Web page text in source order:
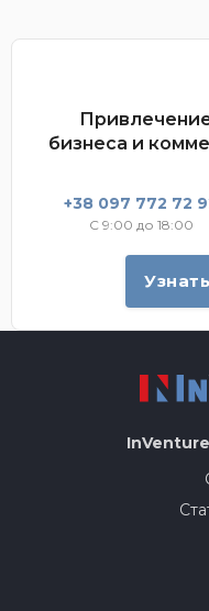
бизнеса и
+38 097 772 72
С 9:00 до 18:00
InVenture